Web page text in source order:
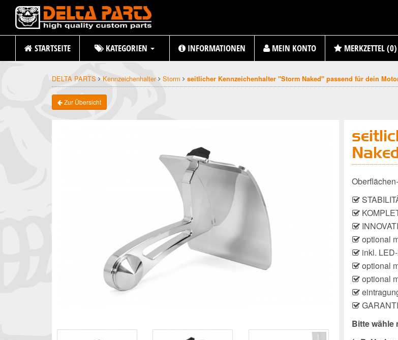
STARTSEITE KATEGORIEN INFORMATIONEN MEIN KONTO MERKZETTEL (0)
DELTA PARTS Kennzeichenhalter Storm seitlicher Kennzeichenhalter "Storm Naked" passend für dein
Zur Übersicht
optional
inkl.
optional
optional
Bitte wähle